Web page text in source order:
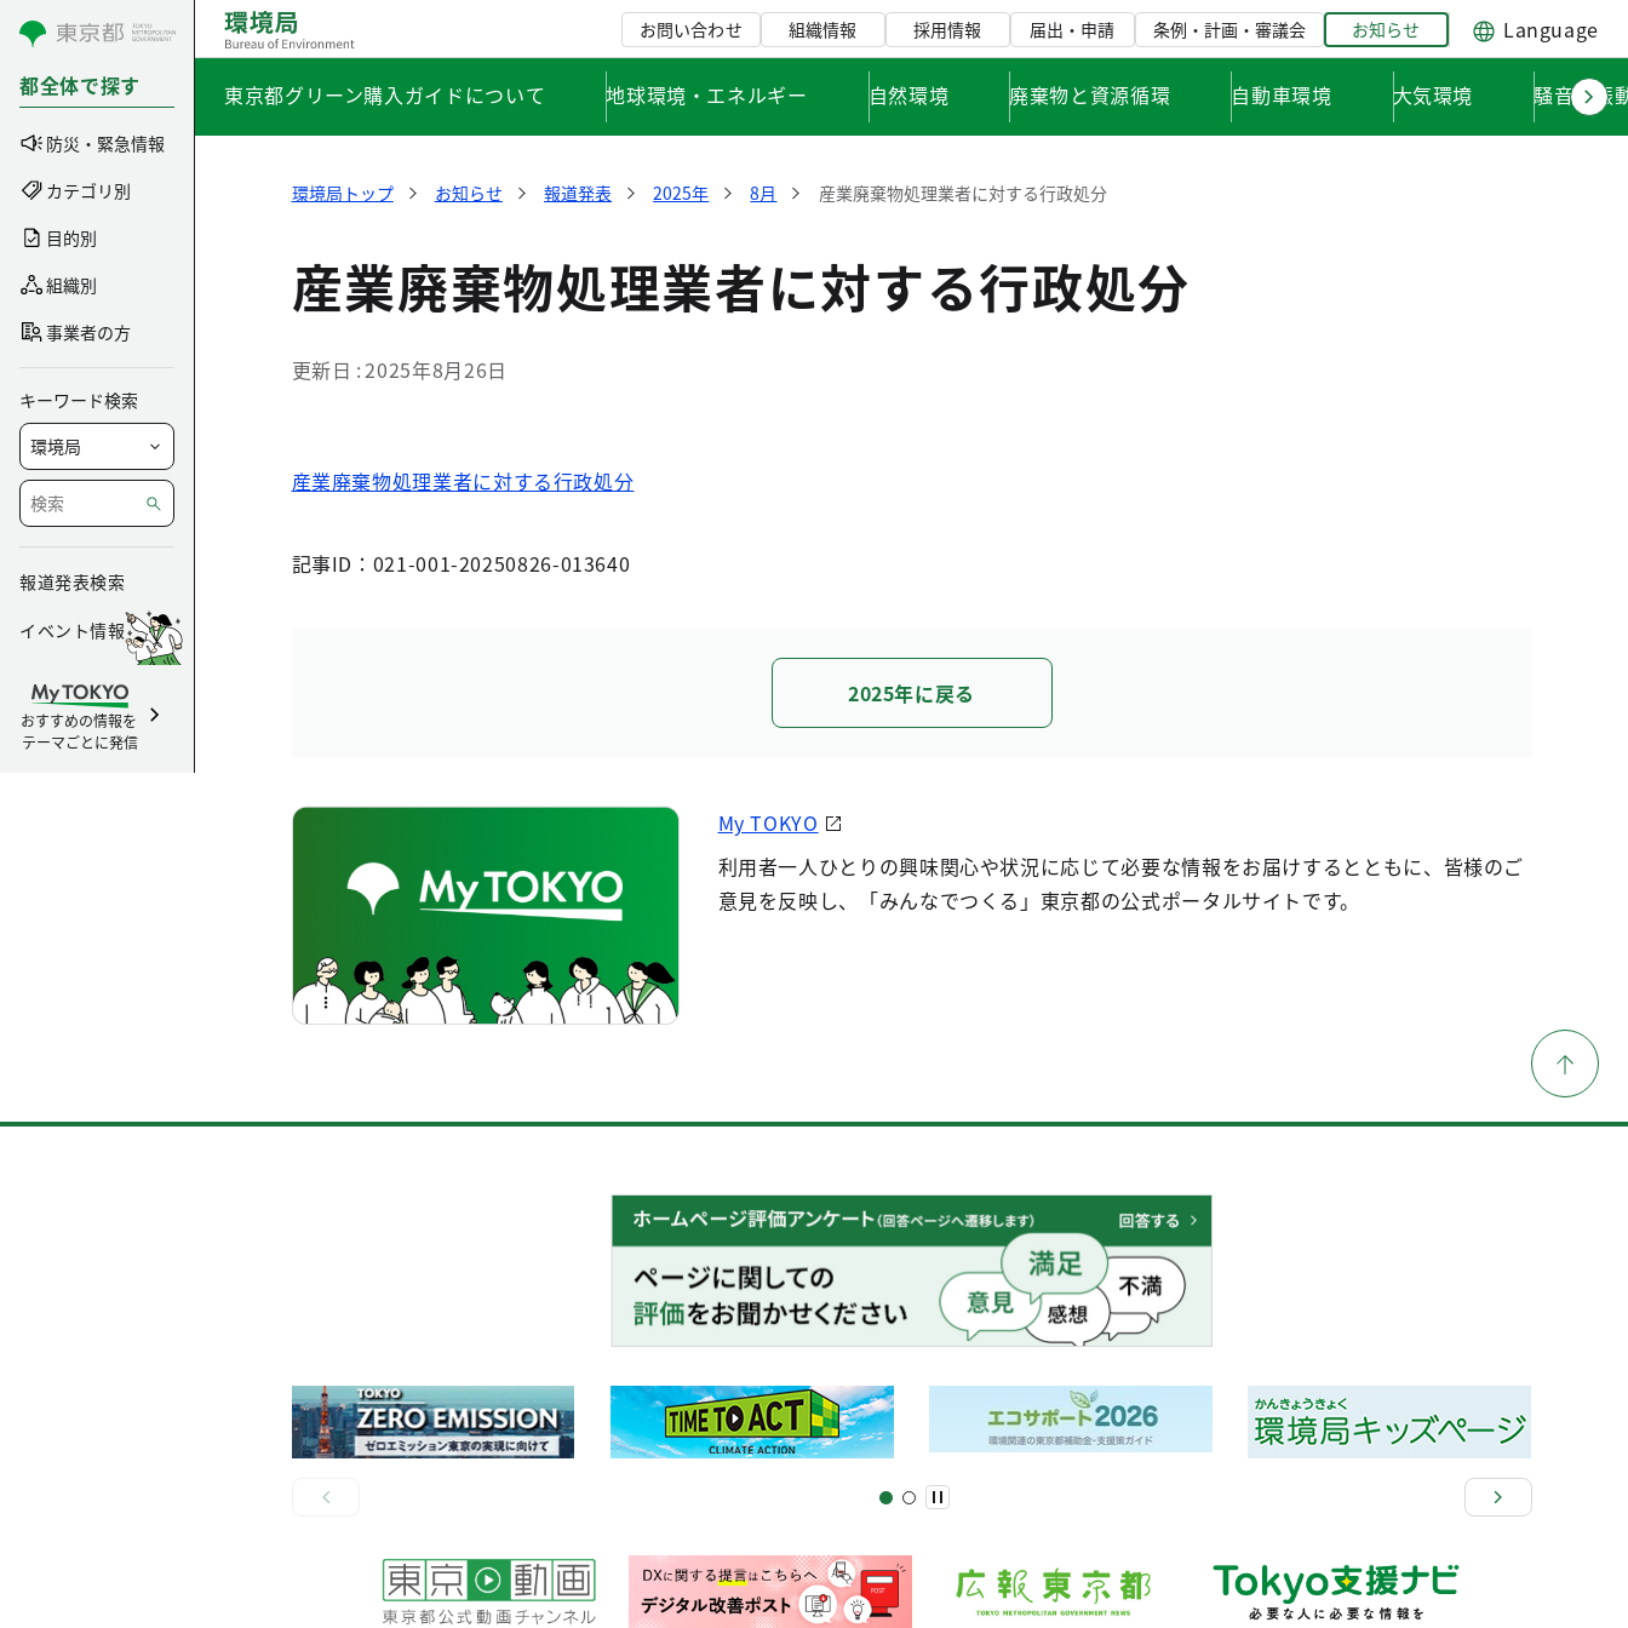
コンテンツにスキップ
都全体で探す
防災・緊急情報
カテゴリ別
目的別
組織別
事業者の方
キーワード検索
報道発表検索
イベント情報
おすすめの情報を
テーマごとに発信
お問い合わせ 組織情報 採用情報 届出・申請 条例・計画・審議会 お知らせ Language
東京都グリーン購入ガイドについて 地球環境・エネルギー 自然環境 廃棄物と資源循環 自動車環境 大気環境 騒音・振
環境局トップ お知らせ 報道発表 2025年 8月 産業廃棄物処理業者に対する行政処分
産業廃棄物処理業者に対する行政処分
更新日 2025年8月26日
産業廃棄物処理業者に対する行政処分
記事ID：021-001-20250826-013640
2025年に戻る
My TOKYO
利用者一人ひとりの興味関心や状況に応じて必要な情報をお届けするとともに、皆様のご
意見を反映し、「みんなでつくる」東京都の公式ポータルサイトです。